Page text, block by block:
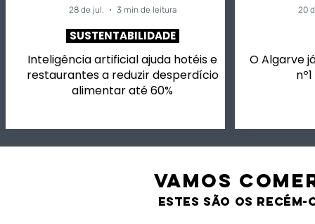
Inteligência artificial ajuda hotéis e
restaurantes a reduzir desperdício
alimentar até 60%
SUSTENTABILIDADE
28 de jul. 3 min de leitura
O Algarve
20
VAMOS
estes são os recém-